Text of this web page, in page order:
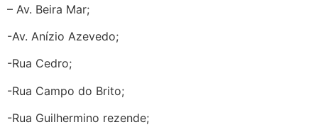
– Av. Beira Mar;
-Av. Anízio Azevedo;
-Rua Cedro;
-Rua Campo do Brito;
-Rua Guilhermino rezende;